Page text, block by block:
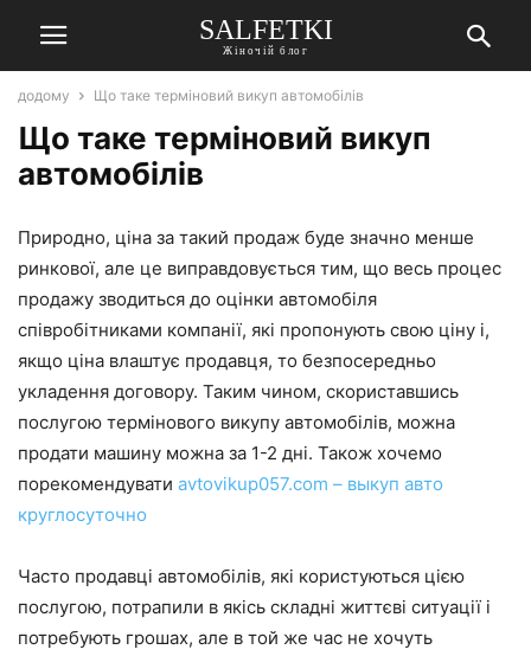
SALFETKI
Жіночій блог
додому Що таке терміновий викуп автомобілів
Що таке терміновий викуп
автомобілів
Природно, ціна за такий продаж буде значно менше
ринкової, але це виправдовується тим, що весь процес
продажу зводиться до оцінки автомобіля
співробітниками компанії, які пропонують свою ціну і,
якщо ціна влаштує продавця, то безпосередньо
укладення договору. Таким чином, скориставшись
послугою термінового викупу автомобілів, можна
продати машину можна за 1-2 дні. Також хочемо
порекомендувати avtovikup057.com – выкуп авто
круглосуточно
Часто продавці автомобілів, які користуються цією
послугою, потрапили в якісь складні життєві ситуації і
потребують грошах, але в той же час не хочуть